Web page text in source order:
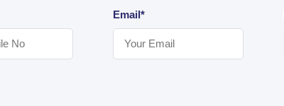
Email*